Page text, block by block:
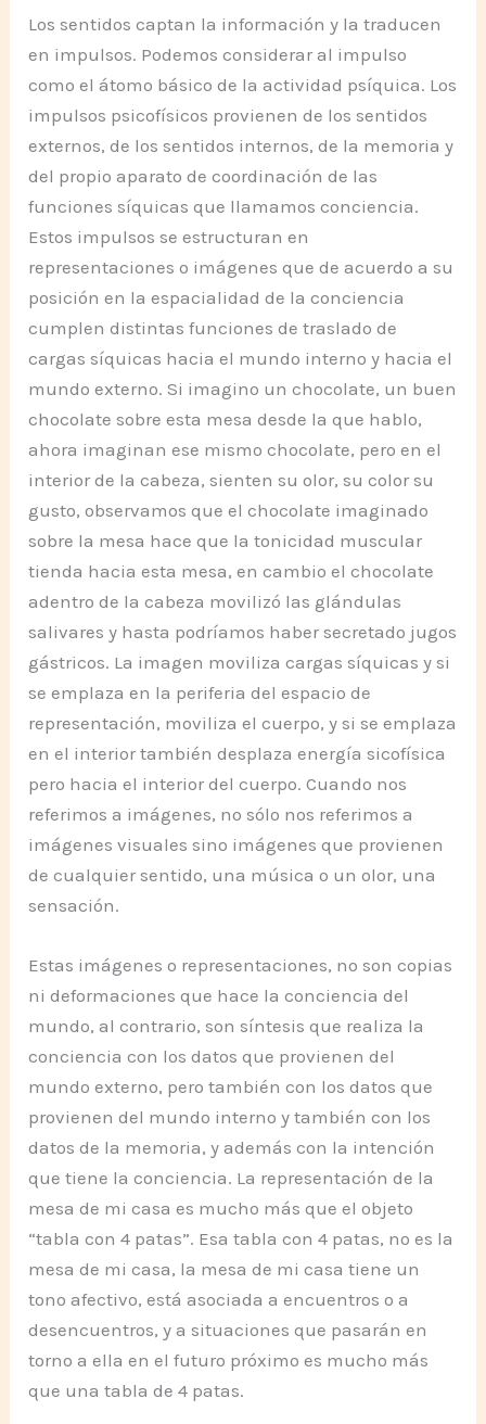
Los sentidos captan la información y la traducen
en impulsos. Podemos considerar al impulso
como el átomo básico de la actividad psíquica. Los
impulsos psicofísicos provienen de los sentidos
externos, de los sentidos internos, de la memoria y
del propio aparato de coordinación de las
funciones síquicas que llamamos conciencia.
Estos impulsos se estructuran en
representaciones o imágenes que de acuerdo a su
posición en la espacialidad de la conciencia
cumplen distintas funciones de traslado de
cargas síquicas hacia el mundo interno y hacia el
mundo externo. Si imagino un chocolate, un buen
chocolate sobre esta mesa desde la que hablo,
ahora imaginan ese mismo chocolate, pero en el
interior de la cabeza, sienten su olor, su color su
gusto, observamos que el chocolate imaginado
sobre la mesa hace que la tonicidad muscular
tienda hacia esta mesa, en cambio el chocolate
adentro de la cabeza movilizó las glándulas
salivares y hasta podríamos haber secretado jugos
gástricos. La imagen moviliza cargas síquicas y si
se emplaza en la periferia del espacio de
representación, moviliza el cuerpo, y si se emplaza
en el interior también desplaza energía sicofísica
pero hacia el interior del cuerpo. Cuando nos
referimos a imágenes, no sólo nos referimos a
imágenes visuales sino imágenes que provienen
de cualquier sentido, una música o un olor, una
sensación.
Estas imágenes o representaciones, no son copias
ni deformaciones que hace la conciencia del
mundo, al contrario, son síntesis que realiza la
conciencia con los datos que provienen del
mundo externo, pero también con los datos que
provienen del mundo interno y también con los
datos de la memoria, y además con la intención
que tiene la conciencia. La representación de la
mesa de mi casa es mucho más que el objeto
“tabla con 4 patas”. Esa tabla con 4 patas, no es la
mesa de mi casa, la mesa de mi casa tiene un
tono afectivo, está asociada a encuentros o a
desencuentros, y a situaciones que pasarán en
torno a ella en el futuro próximo es mucho más
que una tabla de 4 patas.